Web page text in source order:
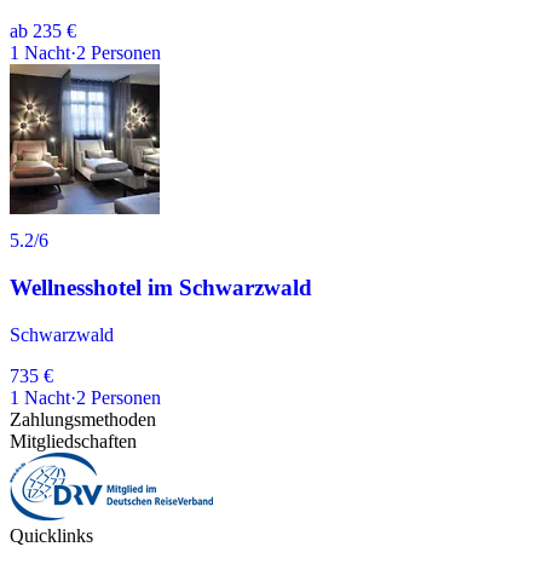
ab 235 €
1 Nacht·2 Personen
5.2/6
Wellnesshotel im Schwarzwald
Schwarzwald
735 €
1 Nacht·2 Personen
Zahlungsmethoden
Mitgliedschaften
Quicklinks